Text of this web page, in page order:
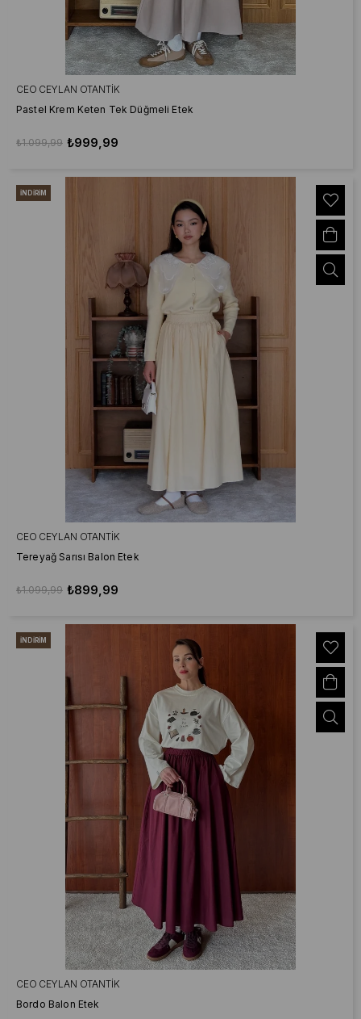
CEO CEYLAN OTANTIK
Pastel Krem Keten Tek Düğmeli Etek
₺999,99
₺1.099,99
CEO CEYLAN OTANTIK
Tereyağ Sarısı Balon Etek
₺899,99
₺1.099,99
İNDIRIM
CEO CEYLAN OTANTIK
Bordo Balon Etek
İNDIRIM